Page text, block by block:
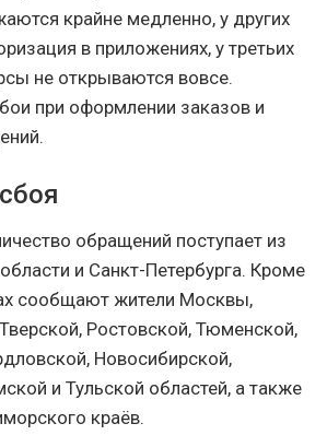
крайне медленно, у других
в приложениях, у третьих
не открываются вовсе.
при оформлении заказов и
обращений поступает из
и Санкт-Петербурга. Кроме
сообщают жители Москвы,
Ростовской, Тюменской,
Новосибирской,
и Тульской областей, а также
краёв.